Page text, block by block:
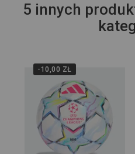
5 innych
-10,00 ZŁ